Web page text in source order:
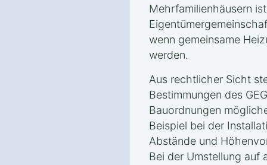
Mehrfamilienhäusern
wenn gemeinsame
werden.
Aus rechtlicher Sicht
Bestimmungen des
Bauordnungen
Beispiel bei der
Abstände und
Bei der Umstellung auf